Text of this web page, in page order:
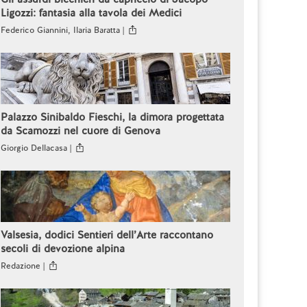
Ligozzi: fantasia alla tavola dei Medici
Federico Giannini, Ilaria Baratta |
Palazzo Sinibaldo Fieschi, la dimora progettata
da Scamozzi nel cuore di Genova
Giorgio Dellacasa |
Valsesia, dodici Sentieri dell’Arte raccontano
secoli di devozione alpina
Redazione |